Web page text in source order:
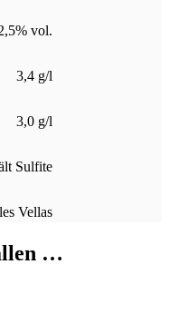
vol.
3,4 g/l
3,0 g/l
Sulfite
Vellas
…